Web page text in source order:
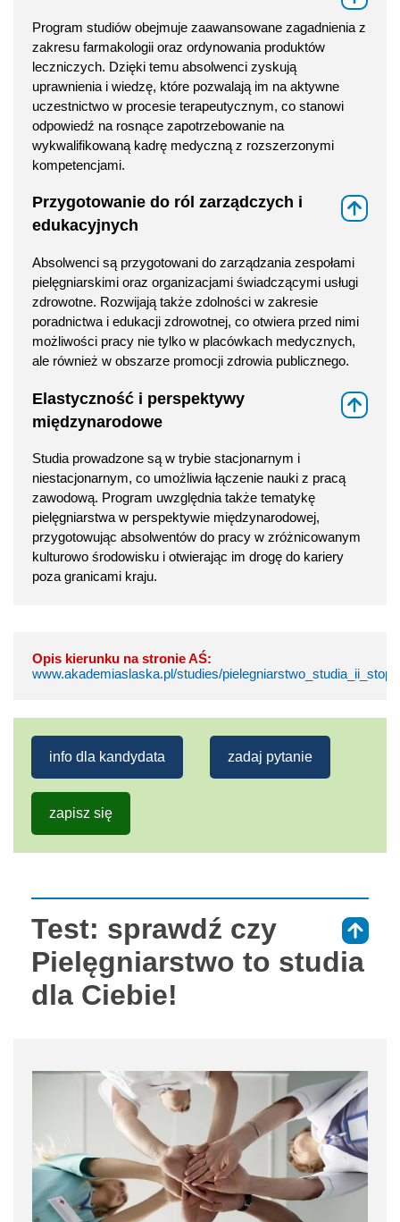
Program studiów obejmuje zaawansowane zagadnienia z
zakresu farmakologii oraz ordynowania produktów
leczniczych. Dzięki temu absolwenci zyskują
uprawnienia i wiedzę, które pozwalają im na aktywne
uczestnictwo w procesie terapeutycznym, co stanowi
odpowiedź na rosnące zapotrzebowanie na
wykwalifikowaną kadrę medyczną z rozszerzonymi
kompetencjami.
Przygotowanie do ról zarządczych i
edukacyjnych
Absolwenci są przygotowani do zarządzania zespołami
pielęgniarskimi oraz organizacjami świadczącymi usługi
zdrowotne. Rozwijają także zdolności w zakresie
poradnictwa i edukacji zdrowotnej, co otwiera przed nimi
możliwości pracy nie tylko w placówkach medycznych,
ale również w obszarze promocji zdrowia publicznego.
Elastyczność i perspektywy
międzynarodowe
Studia prowadzone są w trybie stacjonarnym i
niestacjonarnym, co umożliwia łączenie nauki z pracą
zawodową. Program uwzględnia także tematykę
pielęgniarstwa w perspektywie międzynarodowej,
przygotowując absolwentów do pracy w zróżnicowanym
kulturowo środowisku i otwierając im drogę do kariery
poza granicami kraju.
Opis kierunku na stronie AŚ:
www.akademiaslaska.pl/studies/
info dla kandydata zadaj pytanie
zapisz się
Test: sprawdź czy
Pielęgniarstwo to studia
dla Ciebie!